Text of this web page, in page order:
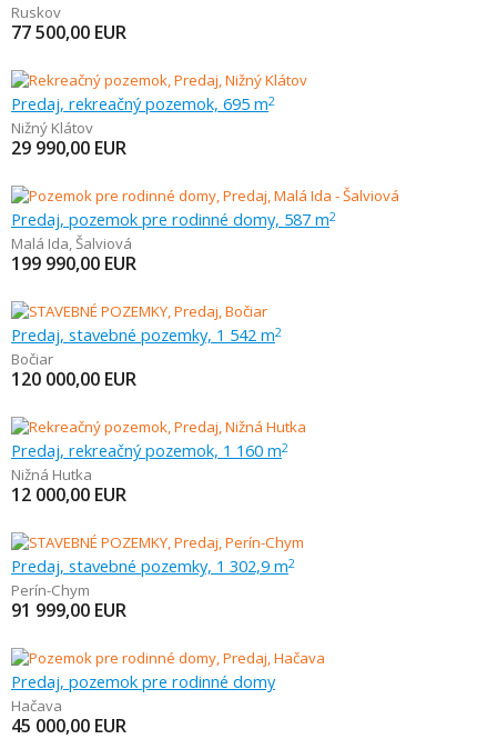
Ruskov
77 500,00 EUR
Predaj, rekreačný pozemok, 695 m2
Nižný Klátov
29 990,00 EUR
Predaj, pozemok pre rodinné domy, 587 m2
Malá Ida,Šalviová
199 990,00 EUR
Predaj, stavebné pozemky, 1 542 m2
Bočiar
120 000,00 EUR
Predaj, rekreačný pozemok, 1 160 m2
Nižná Hutka
12 000,00 EUR
Predaj, stavebné pozemky, 1 302,9 m2
Perín-Chym
91 999,00 EUR
Predaj, pozemok pre rodinné domy
Hačava
45 000,00 EUR